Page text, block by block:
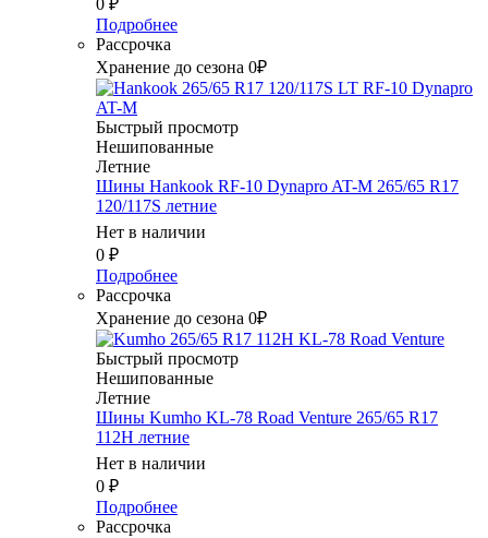
0 ₽
Подробнее
Рассрочка
Хранение до сезона 0₽
Быстрый просмотр
Нешипованные
Летние
Шины Hankook RF-10 Dynapro AT-M 265/65 R17
120/117S летние
Нет в наличии
0 ₽
Подробнее
Рассрочка
Хранение до сезона 0₽
Быстрый просмотр
Нешипованные
Летние
Шины Kumho KL-78 Road Venture 265/65 R17
112H летние
Нет в наличии
0 ₽
Подробнее
Рассрочка